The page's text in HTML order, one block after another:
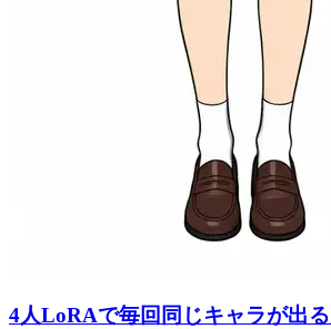
4人LoRAで毎回同じキャラが出る